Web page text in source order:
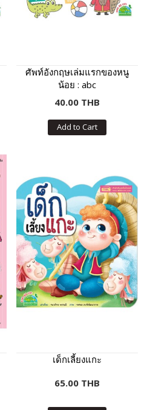
ศัพท์อังกฤษเล่มแรกของหนู
น้อย : abc
40.00 THB
Add to Cart
เด็กเลี้ยงแกะ
65.00 THB